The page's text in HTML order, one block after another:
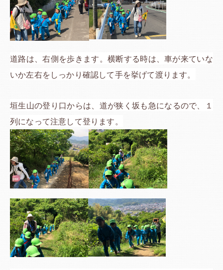
道路は、右側を歩きます。横断する時は、車が来ていな
いか左右をしっかり確認して手を挙げて渡ります。
垣生山の登り口からは、道が狭く坂も急になるので、１
列になって注意して登ります。